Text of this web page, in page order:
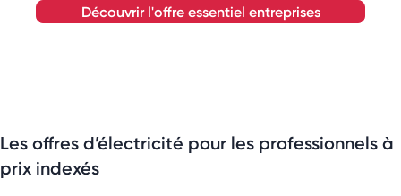
découvrir l'offre essentiel entreprises
Les offres d’électricité pour les professionnels à
prix indexés